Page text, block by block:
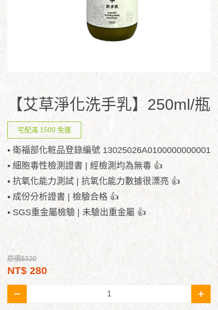
【艾草淨化洗手乳】250ml/瓶
宅配滿 1500 免運
• 衛福部化粧品登錄編號 13025026A0100000000001
• 細胞毒性檢測證書 | 經檢測均為無毒 👍
• 抗氧化能力測試 | 抗氧化能力數據很漂亮 👍
• 成份分析證書 | 檢驗合格 👍
• SGS重金屬檢驗 | 未驗出重金屬 👍
原價$320
NT$ 280
- +